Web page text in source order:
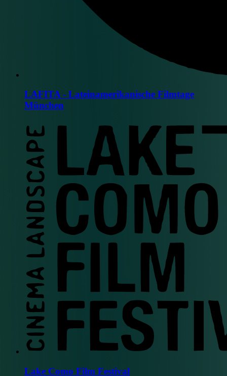
LAFITA - Lateinamerikanische Filmtage
München
Lake Como Film Festival